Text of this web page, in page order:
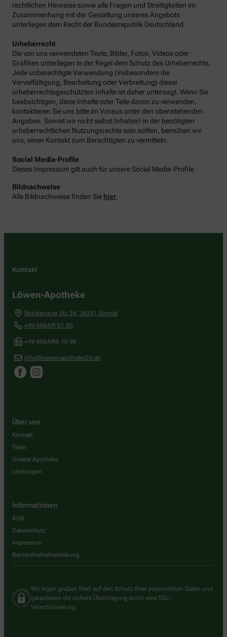
rechtlichen Hinweise sowie alle Fragen und Streitigkeiten im
Zusammenhang mit der Gestaltung unseres Angebots
unterliegen dem Recht der Bundesrepublik Deutschland.
Urheberrecht
Die von uns verwendeten Texte, Bilder, Fotos, Videos oder
Grafiken unterliegen in der Regel dem Schutz des Urheberrechts.
Jede unberechtigte Verwendung (insbesondere die
Vervielfältigung, Bearbeitung oder Verbreitung) dieser
urheberrechtsgeschützten Inhalte ist daher untersagt. Wenn Sie
beabsichtigen, diese Inhalte oder Teile davon zu verwenden,
kontaktieren Sie uns bitte im Voraus unter den obenstehenden
Angaben. Soweit wir nicht selbst Inhaber/-in der benötigten
urheberrechtlichen Nutzungsrechte sein sollten, bemühen wir
uns, einen Kontakt zum Berechtigten zu vermitteln.
Social Media-Profile
Dieses Impressum gilt auch für unsere Social Media-Profile.
Bildnachweise
Alle Bildnachweise finden Sie hier
Kontakt
Löwen-Apotheke
Brückenauer Str. 34 36391 Sinntal
+49-6664/9 61 00
+49-6664/96 10 96
info@loewenapotheke24.de
Über uns
Kontakt
Team
Unsere Apotheke
Leistungen
Informationen
AGB
Datenschutz
Impressum
Barrierefreiheitserklärung
Wir legen großen Wert auf den Schutz Ihrer persönlichen Daten und
garantieren die sichere Übertragung durch eine SSL-
Verschlüsselung.